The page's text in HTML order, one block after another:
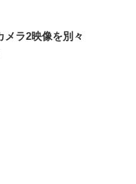
メラ2映像を別々